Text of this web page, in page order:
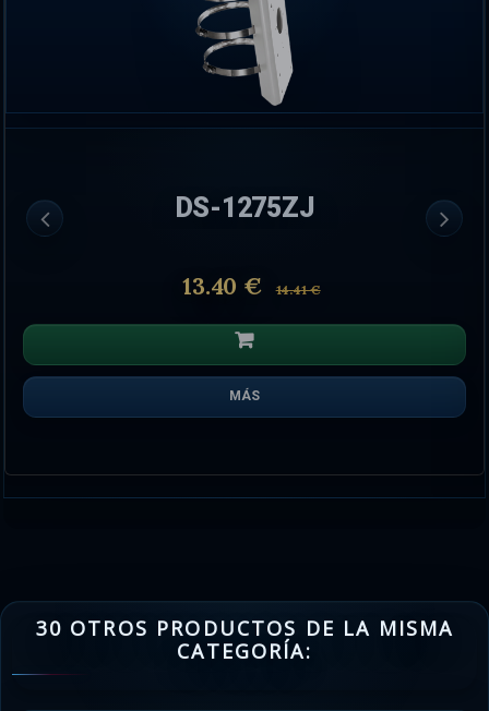
DS-1275ZJ
13.40 € 14.41 €
MÁS
30 OTROS PRODUCTOS DE LA MISMA
CATEGORÍA: